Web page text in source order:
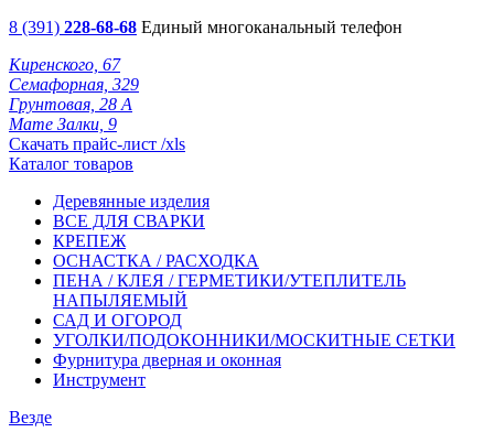
8 (391) 228-68-68 Единый многоканальный телефон
Киренского, 67
Семафорная, 329
Грунтовая, 28 А
Мате Залки, 9
Скачать прайс-лист /xls
Каталог товаров
Деревянные изделия
ВСЕ ДЛЯ СВАРКИ
КРЕПЕЖ
ОСНАСТКА / РАСХОДКА
ПЕНА / КЛЕЯ / ГЕРМЕТИКИ/УТЕПЛИТЕЛЬ
НАПЫЛЯЕМЫЙ
САД И ОГОРОД
УГОЛКИ/ПОДОКОННИКИ/МОСКИТНЫЕ СЕТКИ
Фурнитура дверная и оконная
Инструмент
Везде